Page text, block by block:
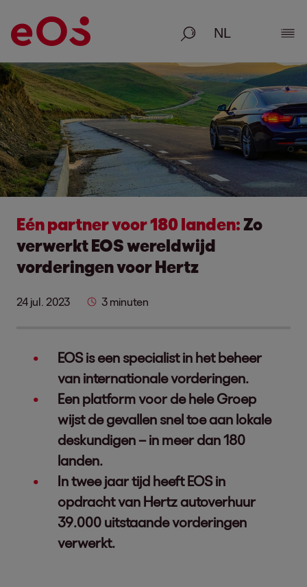
Zoeken
Eén partner voor 180 landen:Zo
verwerkt EOS wereldwijd
vorderingen voor Hertz
24 jul. 2023 3 minuten
EOS is een specialist in het beheer
van internationale vorderingen.
Een platform voor de hele Groep
wijst de gevallen snel toe aan lokale
deskundigen – in meer dan 180
landen.
In twee jaar tijd heeft EOS in
opdracht van Hertz autoverhuur
39.000 uitstaande vorderingen
verwerkt.